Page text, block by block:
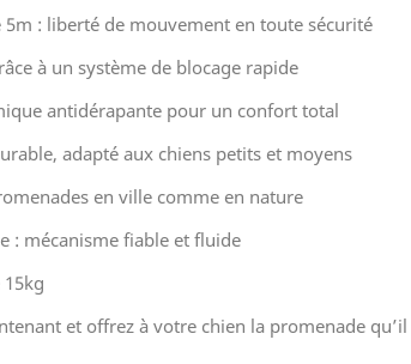
5m : liberté de mouvement en toute sécurité
à un système de blocage rapide
antidérapante pour un confort total
adapté aux chiens petits et moyens
en ville comme en nature
: mécanisme fiable et fluide
et offrez à votre chien la promenade qu’il